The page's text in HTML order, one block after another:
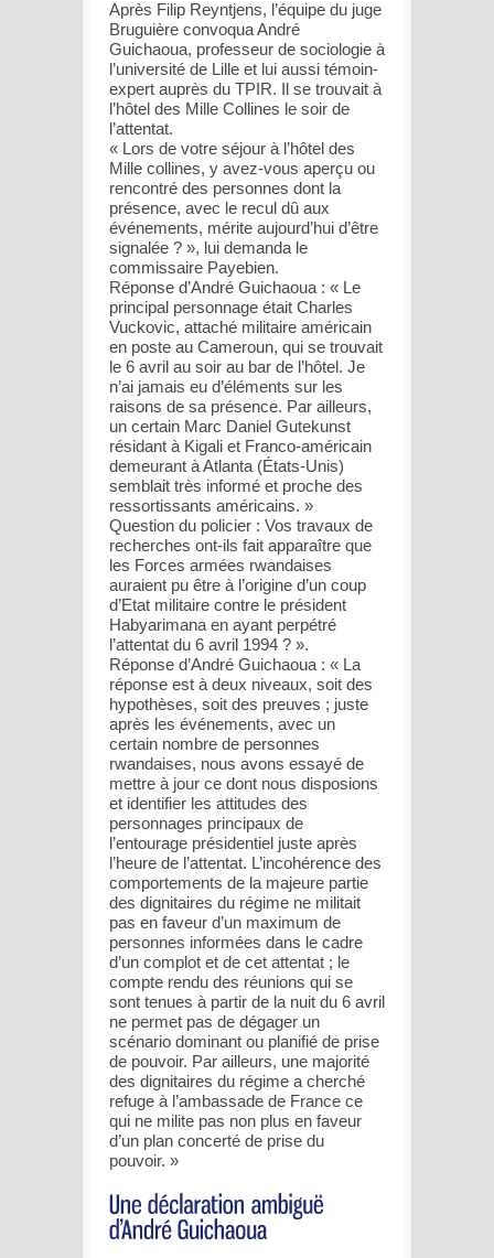
Après Filip Reyntjens, l’équipe du juge
Bruguière convoqua André
Guichaoua, professeur de sociologie à
l’université de Lille et lui aussi témoin-
expert auprès du TPIR. Il se trouvait à
l’hôtel des Mille Collines le soir de
l’attentat.
« Lors de votre séjour à l’hôtel des
Mille collines, y avez-vous aperçu ou
rencontré des personnes dont la
présence, avec le recul dû aux
événements, mérite aujourd’hui d’être
signalée ? », lui demanda le
commissaire Payebien.
Réponse d’André Guichaoua : « Le
principal personnage était Charles
Vuckovic, attaché militaire américain
en poste au Cameroun, qui se trouvait
le 6 avril au soir au bar de l’hôtel. Je
n’ai jamais eu d’éléments sur les
raisons de sa présence. Par ailleurs,
un certain Marc Daniel Gutekunst
résidant à Kigali et Franco-américain
demeurant à Atlanta (États-Unis)
semblait très informé et proche des
ressortissants américains. »
Question du policier : Vos travaux de
recherches ont-ils fait apparaître que
les Forces armées rwandaises
auraient pu être à l’origine d’un coup
d’Etat militaire contre le président
Habyarimana en ayant perpétré
l’attentat du 6 avril 1994 ? ».
Réponse d’André Guichaoua : « La
réponse est à deux niveaux, soit des
hypothèses, soit des preuves ; juste
après les événements, avec un
certain nombre de personnes
rwandaises, nous avons essayé de
mettre à jour ce dont nous disposions
et identifier les attitudes des
personnages principaux de
l’entourage présidentiel juste après
l’heure de l’attentat. L’incohérence des
comportements de la majeure partie
des dignitaires du régime ne militait
pas en faveur d’un maximum de
personnes informées dans le cadre
d’un complot et de cet attentat ; le
compte rendu des réunions qui se
sont tenues à partir de la nuit du 6 avril
ne permet pas de dégager un
scénario dominant ou planifié de prise
de pouvoir. Par ailleurs, une majorité
des dignitaires du régime a cherché
refuge à l’ambassade de France ce
qui ne milite pas non plus en faveur
d’un plan concerté de prise du
pouvoir. »